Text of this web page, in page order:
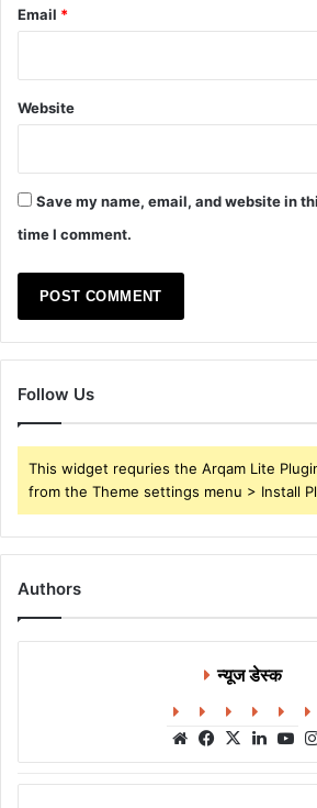
Email *
Website
Save my name, email, and website in
time I comment.
Follow Us
This widget requries the Arqam Lite
from the Theme settings menu > Install
Authors
न्यूज डेस्क
WebsiteFacebook
X